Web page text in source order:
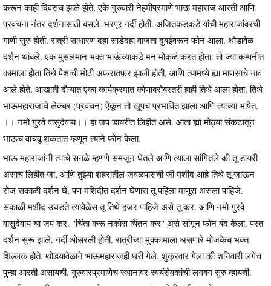
करून काही दिवसच झाले होते. एके गुरुवारी नेहमीप्रमाणे भाऊ महाराज आरती आणि
प्रवचना नंतर दर्शनासाठी बसले. भरपूर गर्दी होती. अजितकडकडे यांची महाराजांवरची
गाणी सुरु होती. रात्री साधारण दहा साडेदहा वाजता दुबईवरून फोन आला. थोडावेळ
दर्शन थांबले. एक मुसलमान भक्त भाऊंच्याकडे मन मोकळं करत होता. तो ज्या कम्पनीत
कामाला होता तिथे पैशाची मोठी अफरातफर झाली होती, आणि त्यामध्ये ह्या माणसाचे नाव
आले होते. आखाती दौऱ्यात एका कार्यक्रमात कोणाबरोबरतरी हाही तिथे आला होता. तिथे
भाऊमहाराजांचे लेक्चर (प्रवचन) ऐकून तो खूपच प्रभावित झाला आणि त्याच्या भाषेत.
।। नमो गुरवे वासुदेवाय।। हा जप डायरीत लिहीत असे. आता ह्या मोठ्या संकटातून
भाऊच वाचवू शकतात म्हणून त्याने फोन केला.
भाऊ महाराजांनी त्याचे सगळे म्हणणे समजून घेतले आणि त्याला सांगितले की तू डायरी
असाच लिहीत जा, आणि तुझ्या शहरातील जवळपासची जी मशीद आहे तिथे तू जाऊन
रोज सकाळी दर्शन घे, पण मशिदीत दर्शन घेणारा तू पहिला माणूस असला पाहिजे.
सकाळी मशीद उघडते त्यावेळेस तू तिथे हजर पाहिजे असे तू कर. आणि नमो गुरवे
वासुदेवाय चा जप कर. "चिंता करू नकोस चिंतन कर" असे सांगून फोन बंद केला. परत
दर्शन सुरू झाले. गर्दी ओसरली होती. रात्रीच्या मुक्कामाला असणारे मोजकेच भक्त
शिल्लक होते. थोडयावेळाने भाऊमहाराजही घरी गेले. शुक्रवार गेला की शनिवारी लगेच
पुन्हा आरती असायची. गुरुवारप्रमाणेच स्थानावर स्वयंसेवकांची लगबग सुरु व्हायची.